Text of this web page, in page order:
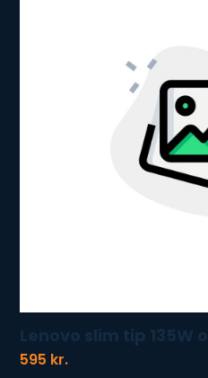
Lenovo slim tip 135W
595 kr.